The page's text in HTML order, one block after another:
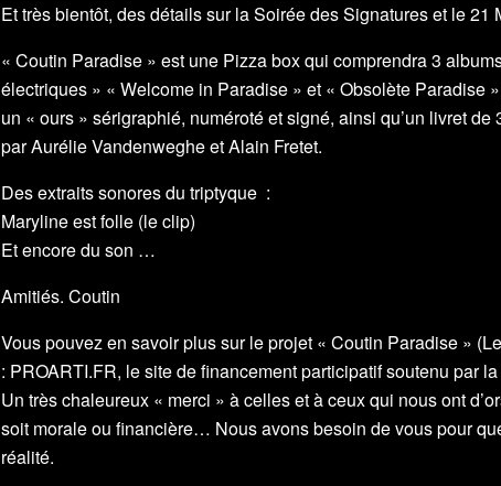
Et très bientôt, des détails sur la Soirée des Signatures et le 21
« Coutin Paradise » est une Pizza box qui comprendra 3
électriques » « Welcome in Paradise » et « Obsolète Paradise
un « ours » sérigraphié, numéroté et signé, ainsi qu’un livret
parAurélie VandenwegheetAlain Fretet.
Des extraits sonores du triptyque :
Maryline est folle (le clip)
Et encore du son …
Amitiés. Coutin
Vous pouvez en savoir plus sur le projet « Coutin Paradise »
: PROARTI.FR, le site de financement participatif soutenu par
Un très chaleureux « merci » à celles et à ceux qui nous ont
soit morale ou financière… Nous avons besoin de vous pour
réalité.